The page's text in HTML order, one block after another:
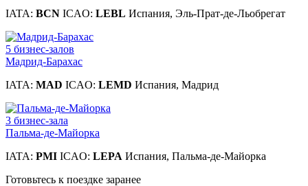
IATA: BCN ICAO: LEBL Испания, Эль-Прат-де-Льобрегат
5 бизнес-залов
Мадрид-Барахас
IATA: MAD ICAO: LEMD Испания, Мадрид
3 бизнес-зала
Пальма-де-Майорка
IATA: PMI ICAO: LEPA Испания, Пальма-де-Майорка
Готовьтесь к поездке заранее